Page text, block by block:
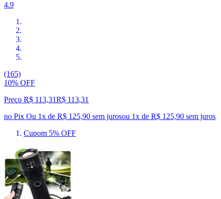
4.9
(165)
10% OFF
Preço R$ 113,31R$ 113,31
no Pix Ou 1x de R$ 125,90 sem jurosou 1x de R$ 125,90 sem juros
Cupom 5% OFF